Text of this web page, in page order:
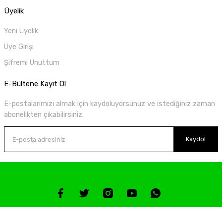
Üyelik
Yeni Üyelik
Üye Girişi
Şifremi Unuttum
E-Bültene Kayıt Ol
E-postalarımızı almak için kaydoluyorsunuz ve istediğiniz zaman
abonelikten çıkabilirsiniz.
Kaydol